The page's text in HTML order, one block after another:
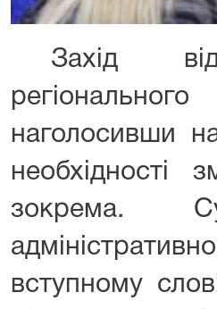
Захід
наголосивши
необхідності
зокрема.
вступному